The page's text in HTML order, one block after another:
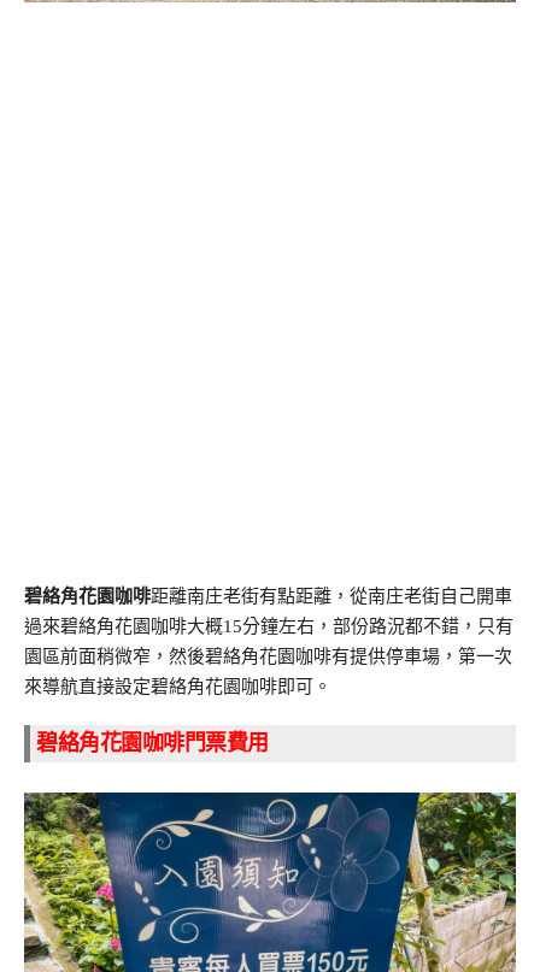
碧絡角花園咖啡距離南庄老街有點距離，從南庄老街自己開車
過來碧絡角花園咖啡大概15分鐘左右，部份路況都不錯，只有
園區前面稍微窄，然後碧絡角花園咖啡有提供停車場，第一次
來導航直接設定碧絡角花園咖啡即可。
碧絡角花園咖啡門票費用